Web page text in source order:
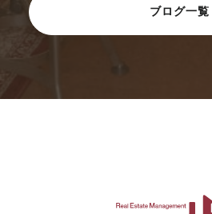
ブログ一覧